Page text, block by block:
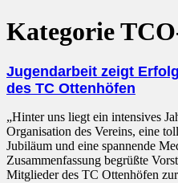
Kategorie
Jugendarbeit zeigt
des TC Ottenhöfen
„Hinter uns liegt ein intensives
Organisation des Vereins, eine
Jubiläum und eine spannende
Zusammenfassung begrüßte
Mitglieder des TC Ottenhöfen